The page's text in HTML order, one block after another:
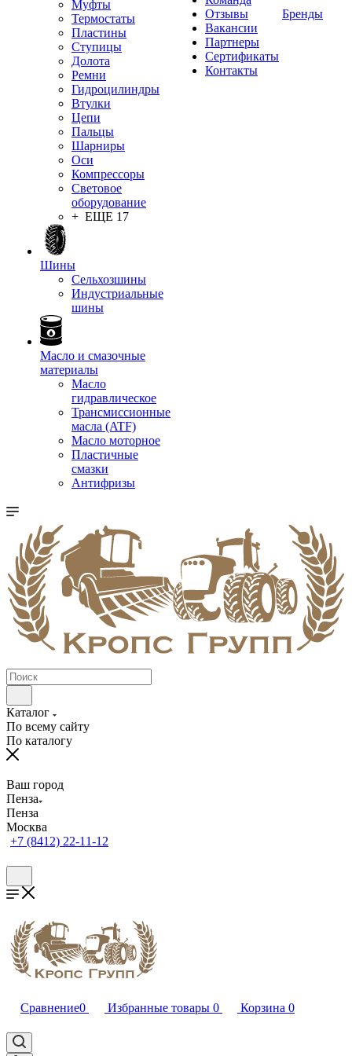
Муфты
Термостаты
Пластины
Ступицы
Долота
Ремни
Гидроцилиндры
Втулки
Цепи
Пальцы
Шарниры
Оси
Компрессоры
Световое
оборудование
+ ЕЩЕ 17
Шины
Сельхозшины
Индустриальные
шины
Масло и смазочные
материалы
Масло
гидравлическое
Трансмиссионные
масла (ATF)
Масло моторное
Пластичные
смазки
Антифризы
Отзывы
Вакансии
Партнеры
Сертификаты
Контакты
Бренды
Каталог
По всему сайту
По каталогу
Ваш город
Пенза
Пенза
Москва
+7 (8412) 22-11-12
Сравнение0 Избранные товары 0 Корзина 0